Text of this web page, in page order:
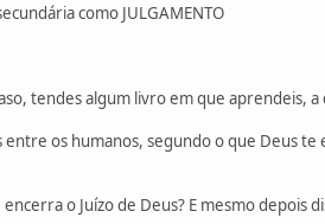
como JULGAMENTO
tendes algum livro em que aprendeis,
os humanos, segundo o que Deus
o Juízo de Deus? E mesmo depois